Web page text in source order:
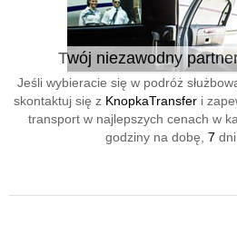
Twój niezawodny
Jeśli wybieracie się w podróż
skontaktuj się z KnopkaTransfer i
transport w najlepszych cenach w
godziny na dobę, 7